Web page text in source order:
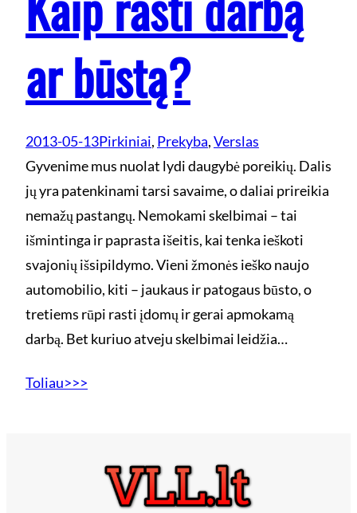
ar būstą?
2013-05-13Pirkiniai, Prekyba, Verslas
Gyvenime mus nuolat lydi daugybė poreikių. Dalis
jų yra patenkinami tarsi savaime, o daliai prireikia
nemažų pastangų. Nemokami skelbimai – tai
išmintinga ir paprasta išeitis, kai tenka ieškoti
svajonių išsipildymo. Vieni žmonės ieško naujo
automobilio, kiti – jaukaus ir patogaus būsto, o
tretiems rūpi rasti įdomų ir gerai apmokamą
darbą. Bet kuriuo atveju skelbimai leidžia…
Toliau>>>